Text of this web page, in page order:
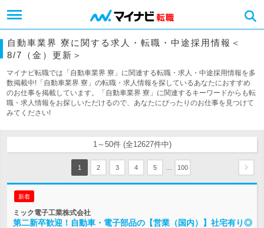
自動車業界 寮に関する求人・転職・中途採用情報＜
8/7（金）更新＞
マイナビ転職では「自動車業界 寮」に関連する転職・求人・中途採用情報を多
数掲載中!「自動車業界 寮」の転職・求人情報を探しているあなたにおすすめ
のお仕事を掲載しています。「自動車業界 寮」に関連するキーワードからも転
職・求人情報をお探しいただけるので、あなたにぴったりのお仕事を見つけて
みてください!
1～50件 (全12627件中)
1 2 3 4 5 100
新着
ミック電子工業株式会社
第二新卒歓迎！自動車・電子部品の【営業（国内）】社宅有り◎